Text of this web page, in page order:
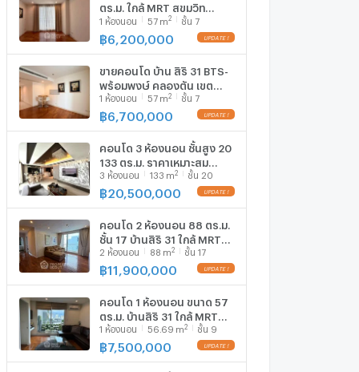
ตร.ม. ใกล้ MRT สุขุมวิท
โครงการบ้านสิริ 31 (ID
3124275)
1 ห้องนอน 57 m2 ชั้น 7
฿6,200,000 UPDATE !
ขายคอนโด บ้าน สิริ 31 BTS-
พร้อมพงษ์ คลองตัน เขต
คลองเตย กรุงเทพ CX-
156095 ✅ ทักไลน์
ทันที ทีมงานมืออาชีพ ✅
1 ห้องนอน 57 m2 ชั้น 7
฿6,700,000 UPDATE !
คอนโด 3 ห้องนอน ชั้นสูง 20
133 ตร.ม. ราคาเหมาะสม
โครงการ บ้านสิริ 31 ใกล้
MRT สุขุมวิท (ID 1540947)
3 ห้องนอน 133 m2 ชั้น 20
฿20,500,000 UPDATE !
คอนโด 2 ห้องนอน 88 ตร.ม.
ชั้น 17 บ้านสิริ 31 ใกล้ MRT
สุขุมวิท (ID 1815457)
2 ห้องนอน 88 m2 ชั้น 17
฿11,900,000 UPDATE !
คอนโด 1 ห้องนอน ขนาด 57
ตร.ม. บ้านสิริ 31 ใกล้ MRT
สุขุมวิท (ID 1826092)
1 ห้องนอน 56.69 m2 ชั้น 9
฿7,500,000 UPDATE !